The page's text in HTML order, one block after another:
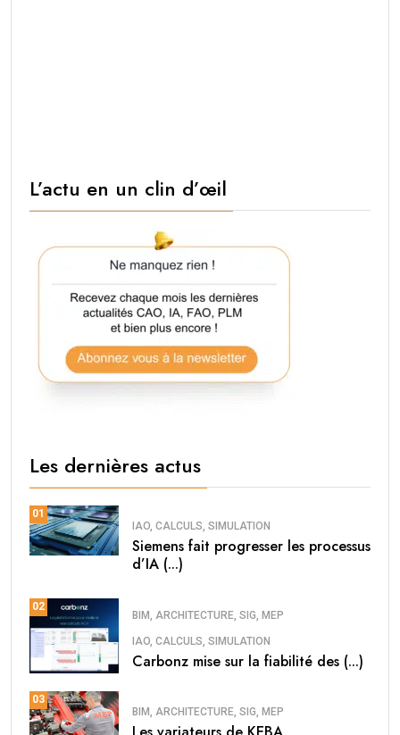
L’actu en un clin d’œil
Les dernières actus
01
IAO, CALCULS, SIMULATION
Siemens fait progresser les processus
d’IA (...)
02
BIM, ARCHITECTURE, SIG, MEP
IAO, CALCULS, SIMULATION
Carbonz mise sur la fiabilité des (...)
03
BIM, ARCHITECTURE, SIG, MEP